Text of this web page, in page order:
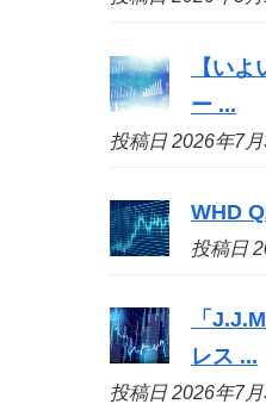
【い
ー ...
投稿日 2026年7
WHD
投稿日
「
レス ...
投稿日 2026年7